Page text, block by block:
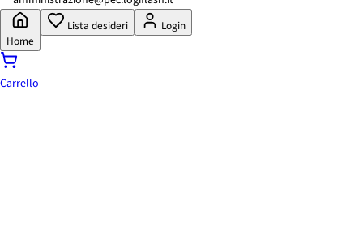
Home
Lista desideri Login
Carrello